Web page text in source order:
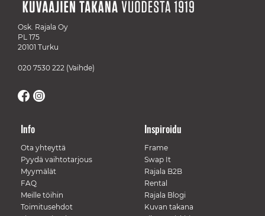
Osk. Rajala Oy
PL 175
20101 Turku
020 7530 222 (Vaihde)
Info
Ota yhteyttä
Pyydä vaihtotarjous
Myymälät
FAQ
Meille töihin
Toimitusehdot
Inspiroidu
Frame
Swap It
Rajala B2B
Rental
Rajala Blogi
Kuvan takana